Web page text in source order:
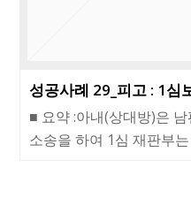
성공사례 29_피고 : 1심
■ 요약 :아내(상대방)은
소송을 하여 1심 재판부